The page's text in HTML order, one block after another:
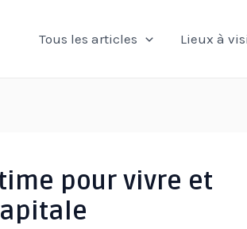
Tous les articles Lieux à
pour vivre et